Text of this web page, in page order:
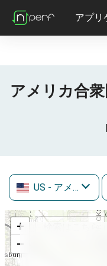
アプリ
アメリカ合
US - アメリカ合衆国
+
−